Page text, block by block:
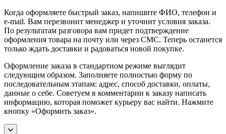
Когда оформляете быстрый заказ, напишите ФИО, телефон и
e-mail. Вам перезвонит менеджер и уточнит условия заказа.
По результатам разговора вам придет подтверждение
оформления товара на почту или через СМС. Теперь останется
только ждать доставки и радоваться новой покупке.
Оформление заказа в стандартном режиме выглядит
следующим образом. Заполняете полностью форму по
последовательным этапам: адрес, способ доставки, оплаты,
данные о себе. Советуем в комментарии к заказу написать
информацию, которая поможет курьеру вас найти. Нажмите
кнопку «Оформить заказ».